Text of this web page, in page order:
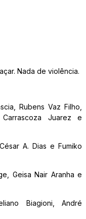
Nada de violência.
Rubens Vaz Filho,
Juarez e
A. Dias e Fumiko
Geisa Nair Aranha e
Biagioni, André